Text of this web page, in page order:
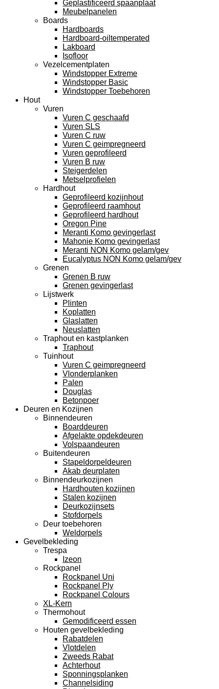
Geplastificeerd spaanplaat
Meubelpanelen
Boards
Hardboards
Hardboard-oiltemperated
Lakboard
Isofloor
Vezelcementplaten
Windstopper Extreme
Windstopper Basic
Windstopper Toebehoren
Hout
Vuren
Vuren C geschaafd
Vuren SLS
Vuren C ruw
Vuren C geimpregneerd
Vuren geprofileerd
Vuren B ruw
Steigerdelen
Metselprofielen
Hardhout
Geprofileerd kozijnhout
Geprofileerd raamhout
Geprofileerd hardhout
Oregon Pine
Meranti Komo gevingerlast
Mahonie Komo gevingerlast
Meranti NON Komo gelam/gev
Eucalyptus NON Komo gelam/gev
Grenen
Grenen B ruw
Grenen gevingerlast
Lijstwerk
Plinten
Koplatten
Glaslatten
Neuslatten
Traphout en kastplanken
Traphout
Tuinhout
Vuren C geimpregneerd
Vlonderplanken
Palen
Douglas
Betonpoer
Deuren en Kozijnen
Binnendeuren
Boarddeuren
Afgelakte opdekdeuren
Volspaandeuren
Buitendeuren
Stapeldorpeldeuren
Akab deurplaten
Binnendeurkozijnen
Hardhouten kozijnen
Stalen kozijnen
Deurkozijnsets
Stofdorpels
Deur toebehoren
Weldorpels
Gevelbekleding
Trespa
Izeon
Rockpanel
Rockpanel Uni
Rockpanel Ply
Rockpanel Colours
XL-Kern
Thermohout
Gemodificeerd essen
Houten gevelbekleding
Rabatdelen
Vlotdelen
Zweeds Rabat
Achterhout
Sponningsplanken
Channelsiding